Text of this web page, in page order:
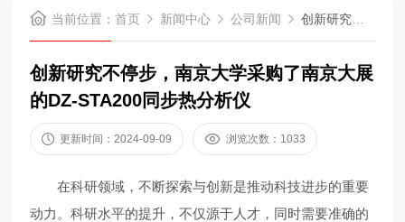
当前位置：首页 新闻中心 公司新闻 创新研究不停步，南京大学采购了南京大展的DZ-STA200同步热分析仪
创新研究不停步，南京大学采购了南京大展
的DZ-STA200同步热分析仪
更新时间：2024-09-09 浏览次数：1033
在科研领域，不断探索与创新是推动科技进步的重要
动力。科研水平的提升，不仅源于人才，同时需要准确的